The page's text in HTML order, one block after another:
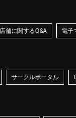
店舗に関するQ&A 電子
サークルポータル